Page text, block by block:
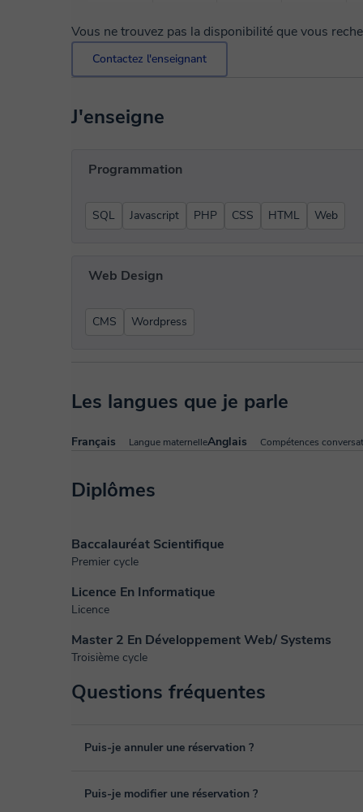
Vous ne trouvez pas la disponibilité que vous
Contactez l'enseignant
J'enseigne
Programmation
SQL Javascript PHP CSS HTML Web
Web Design
CMS Wordpress
Les langues que je parle
Français Langue maternelleAnglais Compétences
Diplômes
Baccalauréat Scientifique
Premier cycle
Licence En Informatique
Licence
Master 2 En Développement Web/ Systems
Troisième cycle
Questions fréquentes
Puis-je annuler une réservation ?
Oui, vous pouvez annuler une réservation jusqu'à 8
Puis-je modifier une réservation ?